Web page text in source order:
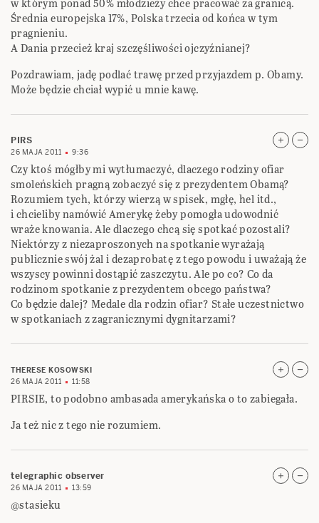
w którym ponad 50% młodzieży chce pracować za granicą.
Średnia europejska 17%, Polska trzecia od końca w tym
pragnieniu.
A Dania przecież kraj szczęśliwości ojczyźnianej?
Pozdrawiam, jadę podlać trawę przed przyjazdem p. Obamy.
Może będzie chciał wypić u mnie kawę.
PIRS
26 MAJA 2011 9:36
Czy ktoś mógłby mi wytłumaczyć, dlaczego rodziny ofiar
smoleńskich pragną zobaczyć się z prezydentem Obamą?
Rozumiem tych, którzy wierzą w spisek, mgłę, hel itd.,
i chcieliby namówić Amerykę żeby pomogła udowodnić
wraże knowania. Ale dlaczego chcą się spotkać pozostali?
Niektórzy z niezaproszonych na spotkanie wyrażają
publicznie swój żal i dezaprobatę z tego powodu i uważają że
wszyscy powinni dostąpić zaszczytu. Ale po co? Co da
rodzinom spotkanie z prezydentem obcego państwa?
Co będzie dalej? Medale dla rodzin ofiar? Stałe uczestnictwo
w spotkaniach z zagranicznymi dygnitarzami?
THERESE KOSOWSKI
26 MAJA 2011
11:58
PIRSIE, to podobno ambasada amerykańska o to zabiegała.
Ja też nic z tego nie rozumiem.
telegraphic observer
26 MAJA 2011 13:59
@stasieku